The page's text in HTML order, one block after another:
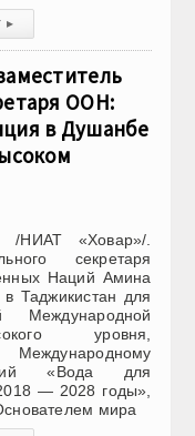
▸
ООН:
в Душанбе
/НИАТ «Ховар»/.
секретаря
Наций Амина
Таджикистан для
уровня,
«Вода для
— 2028 годы»,
мира